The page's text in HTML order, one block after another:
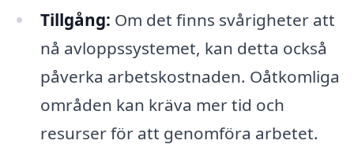
Tillgång: Om det finns svårigheter att
nå avloppssystemet, kan detta också
påverka arbetskostnaden. Oåtkomliga
områden kan kräva mer tid och
resurser för att genomföra arbetet.